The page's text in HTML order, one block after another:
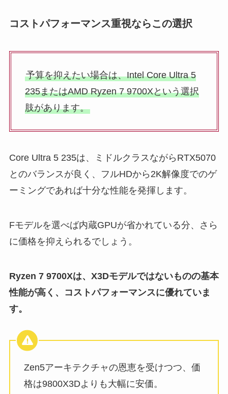
コストパフォーマンス重視ならこの選択
予算を抑えたい場合は、Intel Core Ultra 5
235またはAMD Ryzen 7 9700Xという選択
肢があります。
Core Ultra 5 235は、ミドルクラスながらRTX5070
とのバランスが良く、フルHDから2K解像度でのゲ
ーミングであれば十分な性能を発揮します。
Fモデルを選べば内蔵GPUが省かれている分、さら
に価格を抑えられるでしょう。
Ryzen 7 9700Xは、X3Dモデルではないものの基本
性能が高く、コストパフォーマンスに優れていま
す。
Zen5アーキテクチャの恩恵を受けつつ、価
格は9800X3Dよりも大幅に安価。